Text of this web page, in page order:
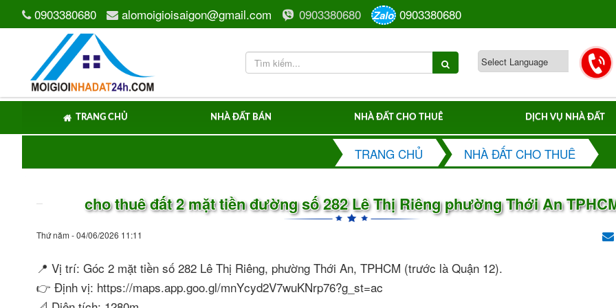
0903380680 alomoigioisaigon@gmail.com 0903380680 Zalo 0903380680
TRANG CHỦ NHÀ ĐẤT BÁN NHÀ ĐẤT CHO THUÊ DỊCH VỤ NHÀ ĐẤT
TRANG CHỦ NHÀ ĐẤT CHO THUÊ
cho thuê đất 2 mặt tiền đường số 282 Lê Thị Riêng phường Thới An
Thứ năm - 04/06/2026 11:11
📍 Vị trí: Góc 2 mặt tiền số 282 Lê Thị Riêng, phường Thới An, TPHCM (trước là Quận 12).
👉 Định vị: https://maps.app.goo.gl/mnYcyd2V7wuKNrp76?g_st=ac